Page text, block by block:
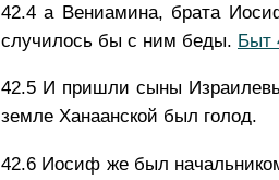
42.4а Вениамина, брата
случилось бы с ним беды. Быт
42.5 И пришли сыны
земле Ханаанской был голод.
42.6 Иосиф же был